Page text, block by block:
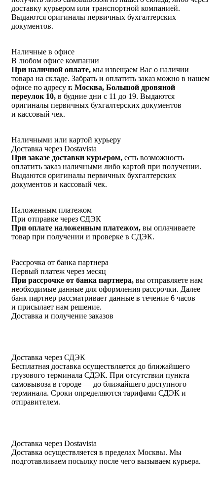
доставку курьером или транспортной компанией.
Выдаются оригиналы первичных бухгалтерских
документов.
Наличные в офисе
В любом офисе компании
При наличной оплате, мы извещаем Вас о наличии
товара на складе. Забрать и оплатить заказ можно в нашем
офисе по адресу г. Москва, Большой дровяной
переулок 10, в будние дни с 11 до 19. Выдаются
оригиналы первичных бухгалтерских документов
и кассовый чек.
Наличными или картой курьеру
Доставка через Dostavista
При заказе доставки курьером, есть возможность
оплатить заказ наличными либо картой при получении.
Выдаются оригиналы первичных бухгалтерских
документов и кассовый чек.
Наложенным платежом
При отправке через СДЭК
При оплате наложенным платежом, вы оплачиваете
товар при получении и проверке в СДЭК.
Рассрочка от банка партнера
Первый платеж через месяц
При рассрочке от банка партнера, вы отправляете нам
необходимые данные для оформления рассрочки. Далее
банк партнер рассматривает данные в течение 6 часов
и присылает нам решение.
Доставка и получение заказов
Доставка через СДЭК
Бесплатная доставка осуществляется до ближайшего
грузового терминала СДЭК. При отсутствии пункта
самовывоза в городе — до ближайшего доступного
терминала. Сроки определяются тарифами СДЭК и
отправителем.
Доставка через Dostavista
Доставка осуществляется в пределах Москвы. Мы
подготавливаем посылку после чего вызываем курьера.